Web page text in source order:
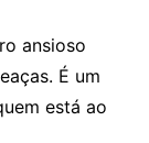
ansioso
É um
está ao